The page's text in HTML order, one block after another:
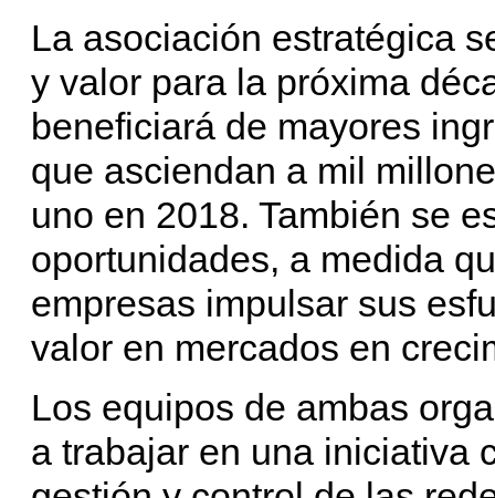
La asociación estratégica
y valor para la próxima
beneficiará de mayores
que asciendan a mil
uno en 2018. También se
oportunidades, a medida
empresas impulsar sus
valor en mercados en
Los equipos de ambas
a trabajar en una iniciativa